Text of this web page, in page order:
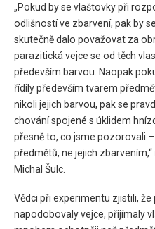
„Pokud by se vlaštovky při
odlišností ve zbarvení, pak by
skutečně dalo považovat za
parazitická vejce se od těch
především barvou. Naopak
řídily především tvarem
nikoli jejich barvou, pak se
chování spojené s úklidem
přesně to, co jsme pozorovali
předmětů, ne jejich zbarvením,“
Michal Šulc.
Vědci při experimentu zjistili,
napodobovaly vejce, přijímaly